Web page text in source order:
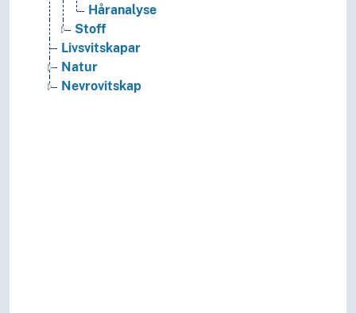
Håranalyse
Stoff
Livsvitskapar
Natur
Nevrovitskap